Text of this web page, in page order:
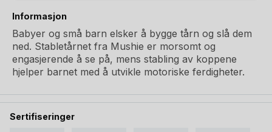
Informasjon
Babyer og små barn elsker å bygge tårn og slå dem
ned. Stabletårnet fra Mushie er morsomt og
engasjerende å se på, mens stabling av koppene
hjelper barnet med å utvikle motoriske ferdigheter.
Sertifiseringer